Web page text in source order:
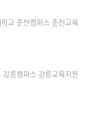
교 춘천캠퍼스 춘천교육
릉캠퍼스 강릉교육지원